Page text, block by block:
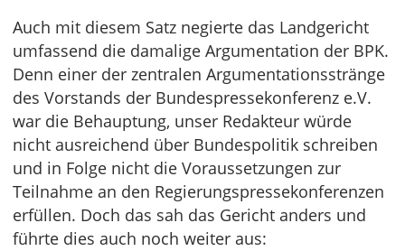
Auch mit diesem Satz negierte das Landgericht
umfassend die damalige Argumentation der BPK.
Denn einer der zentralen Argumentationsstränge
des Vorstands der Bundespressekonferenz e.V.
war die Behauptung, unser Redakteur würde
nicht ausreichend über Bundespolitik schreiben
und in Folge nicht die Voraussetzungen zur
Teilnahme an den Regierungspressekonferenzen
erfüllen. Doch das sah das Gericht anders und
führte dies auch noch weiter aus: